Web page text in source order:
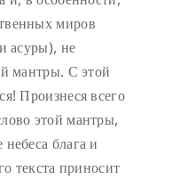
миров
асуры), не
мантры. С этой
Произнеся всего
этой мантры,
блага и
текста приносит